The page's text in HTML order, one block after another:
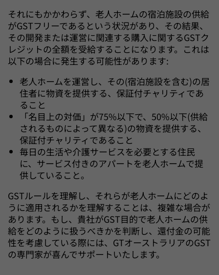
それにもかかわらず、老人ホームの宿泊施設の供給
がGSTフリーであるという状況があり、その結果、
その開発または運営に関連する購入に関するGSTク
レジットの全額を受給することになります。これは
以下の場合に発生する可能性があります:
老人ホームを運営し、その(宿泊施設を含む)の居
住者に物資を提供する、保証付チャリティであ
ること
「名目上の対価」が75%以下で、50%以下(供給
されるものによって異なる)の物資を提供する、
保証付チャリティであること
毎日の生活や介護サービスを必要とする住民
に、サービス付きのアパートを老人ホームで提
供していること。
GSTルールを理解し、それらが老人ホームにどのよ
うに適用されるかを理解することは、複雑な場合が
あります。もし、貴社がGST目的で老人ホームの供
給をどのように扱うべきかを判断し、還付金の可能
性を考慮している際には、GTオーストラリアのGST
の専門家が喜んでサポートいたします。